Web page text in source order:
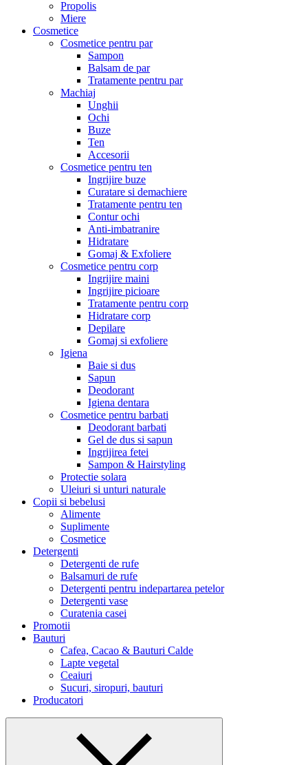
Propolis
Miere
Cosmetice
Cosmetice pentru par
Sampon
Balsam de par
Tratamente pentru par
Machiaj
Unghii
Ochi
Buze
Ten
Accesorii
Cosmetice pentru ten
Ingrijire buze
Curatare si demachiere
Tratamente pentru ten
Contur ochi
Anti-imbatranire
Hidratare
Gomaj & Exfoliere
Cosmetice pentru corp
Ingrijire maini
Ingrijire picioare
Tratamente pentru corp
Hidratare corp
Depilare
Gomaj si exfoliere
Igiena
Baie si dus
Sapun
Deodorant
Igiena dentara
Cosmetice pentru barbati
Deodorant barbati
Gel de dus si sapun
Ingrijirea fetei
Sampon & Hairstyling
Protectie solara
Uleiuri si unturi naturale
Copii si bebelusi
Alimente
Suplimente
Cosmetice
Detergenti
Detergenti de rufe
Balsamuri de rufe
Detergenti pentru indepartarea petelor
Detergenti vase
Curatenia casei
Promotii
Bauturi
Cafea, Cacao & Bauturi Calde
Lapte vegetal
Ceaiuri
Sucuri, siropuri, bauturi
Producatori